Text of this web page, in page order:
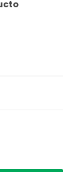
Iguazu